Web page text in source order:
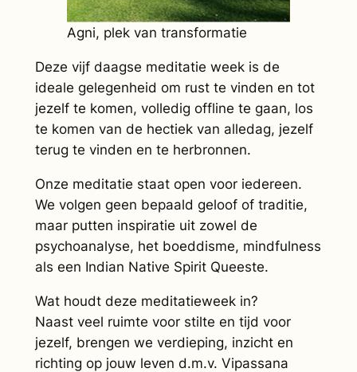
Agni, plek van transformatie
Deze vijf daagse meditatie week is de
ideale gelegenheid om rust te vinden en tot
jezelf te komen, volledig offline te gaan, los
te komen van de hectiek van alledag, jezelf
terug te vinden en te herbronnen.
Onze meditatie staat open voor iedereen.
We volgen geen bepaald geloof of traditie,
maar putten inspiratie uit zowel de
psychoanalyse, het boeddisme, mindfulness
als een Indian Native Spirit Queeste.
Wat houdt deze meditatieweek in?
Naast veel ruimte voor stilte en tijd voor
jezelf, brengen we verdieping, inzicht en
richting op jouw leven d.m.v. Vipassana